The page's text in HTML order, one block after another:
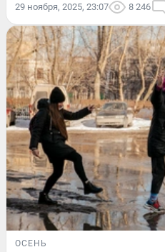
29 ноября, 2025, 23:07 8 246
ОСЕНЬ